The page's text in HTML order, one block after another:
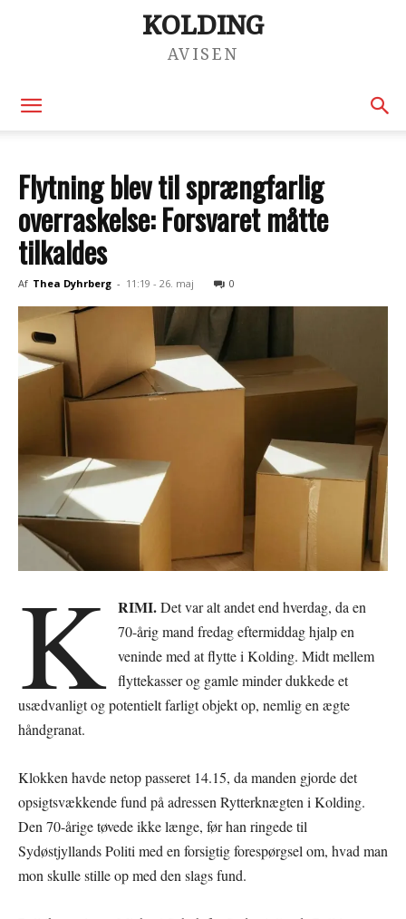
KOLDING
AVISEN
Flytning blev til sprængfarlig
overraskelse: Forsvaret måtte
tilkaldes
Af Thea Dyhrberg - 11:19 - 26. maj 0
K RIMI.Det var alt andet end hverdag, da en
70-årig mand fredag eftermiddag hjalp en
veninde med at flytte i Kolding. Midt mellem
flyttekasser og gamle minder dukkede et
usædvanligt og potentielt farligt objekt op, nemlig en ægte
håndgranat.
Klokken havde netop passeret 14.15, da manden gjorde det
opsigtsvækkende fund på adressen Rytterknægten i Kolding.
Den 70-årige tøvede ikke længe, før han ringede til
Sydøstjyllands Politi med en forsigtig forespørgsel om, hvad man
mon skulle stille op med den slags fund.